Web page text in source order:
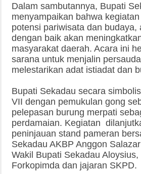
Dalam sambutannya, Bupati
menyampaikan bahwa
potensi pariwisata dan budaya,
dengan baik akan
masyarakat daerah. Acara ini
sarana untuk menjalin
melestarikan adat istiadat dan
Bupati Sekadau secara
VII dengan pemukulan gong
pelepasan burung merpati
perdamaian. Kegiatan
peninjauan stand pameran
Sekadau AKBP Anggon
Wakil Bupati Sekadau Aloysius,
Forkopimda dan jajaran SKPD.